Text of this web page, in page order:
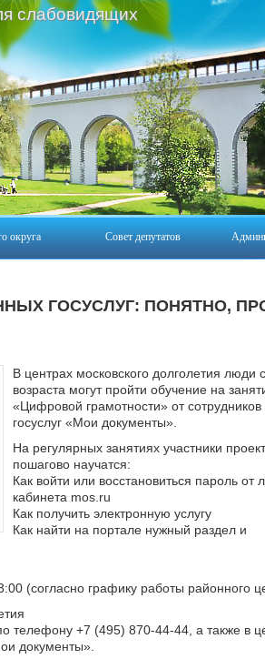
округа Совет депутатов
слабовидящих
ГОСУСЛУГ: ПОНЯТНО,
В центрах московского долголетия люди
возраста могут пройти обучение на
«Цифровой грамотности» от сотрудников
госуслуг «Мои документы».
На регулярных занятиях участники
пошагово научатся:
Как войти или восстановиться пароль от
кабинета mos.ru
Как получить электронную услугу
Как найти на портале нужный раздел и
(согласно графику работы районного
телефону +7 (495) 870-44-44, а также в
документы».